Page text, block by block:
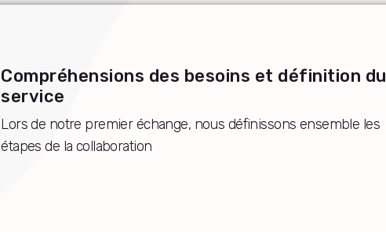
Compréhensions des besoins et définition du
service
Lors de notre premier échange, nous définissons ensemble les
étapes de la collaboration